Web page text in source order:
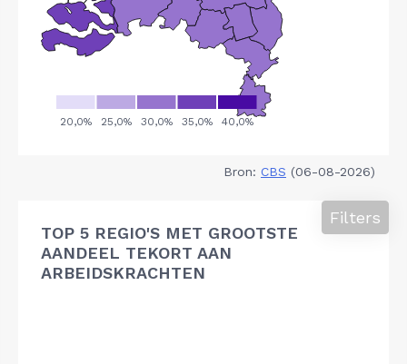
Bron: CBS (06-08-2026)
TOP 5 REGIO'S MET GROOTSTE
AANDEEL TEKORT AAN
ARBEIDSKRACHTEN
Filters